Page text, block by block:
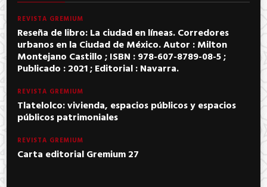
REVISTA GREMIUM
Reseña de libro: La ciudad en líneas. Corredores
urbanos en la Ciudad de México. Autor : Milton
Montejano Castillo ; ISBN : 978-607-8789-08-5 ;
Publicado : 2021 ; Editorial : Navarra.
REVISTA GREMIUM
Tlatelolco: vivienda, espacios públicos y espacios
públicos patrimoniales
REVISTA GREMIUM
Carta editorial Gremium 27